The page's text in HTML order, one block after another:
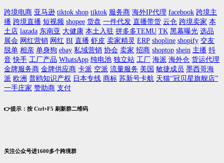
跨境电商 亚马逊 tiktok shop tiktok 服务商 海外IP代理 facebook 跨境主
播 跨境直播 短视频 shopee 货盘 一件代发 直播带货 云仓 跨境卖家 本
土店 lazada 东南亚 大健康 本土入驻 拼多多TEMU TK 黑幕曝光 选品
展会 网红营销 网红 BI 直播 虾皮 卖家精灵 ERP shopline shopify 交友
脱单 相亲 单身狗 ebay 私域营销 协会 卖家 招商 shoptop shein 主播 抖
音 快手 工厂产品 WhatsApp 纯电池 独立站 工厂 海派 海外仓 货运代理
金牌服务商 金牌供应商 卡派 空派 流量服务 美国 敏捷成员 墨西哥海
派 欧洲 普鸥知识产权 日本专线 商标 苏新号卡航 天猫“冠贝星旗舰店”
一手庄家 赞助商 支付
👉提示：按 Ctrl+F5 刷新群二维码
关注公众号进1600多个跨境群